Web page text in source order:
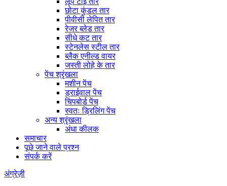
छोटा कुंडल तार
पीवीसी लेपित तार
रेजर ब्लेड तार
सीधे कट तार
स्टेनलेस स्टील तार
ब्लैक एनील्ड वायर
जस्ती लोहे के तार
पेंच श्रृंखला
मशीन पेंच
ड्राईवाल पेंच
चिपबोर्ड पेंच
स्वतः ड्रिलिंग पेंच
अन्य श्रृंखला
अंधा कीलक
समाचार
पूछे जाने वाले प्रश्न
संपर्क करें
अंग्रेज़ी